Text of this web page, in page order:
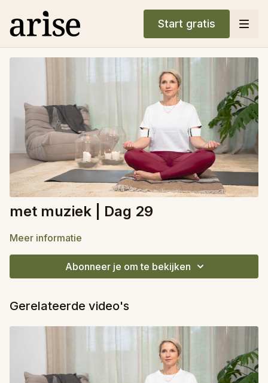
Start gratis
met muziek | Dag 29
Meer informatie
Abonneer je om te bekijken
Gerelateerde video's